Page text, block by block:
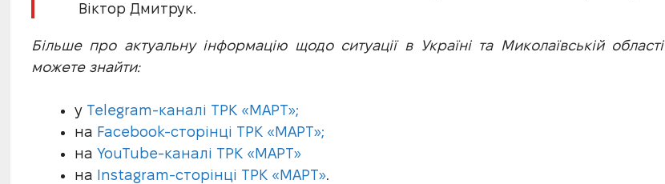
Віктор Дмитрук.
Більше про актуальну інформацію щодо ситуації в Україні та Миколаївській області
можете знайти:
у Telegram-каналі ТРК «МАРТ»;
на Facebook-сторінці ТРК «МАРТ»;
на YouTube-каналі ТРК «МАРТ»
на
Instagram-сторінці ТРК «МАРТ».